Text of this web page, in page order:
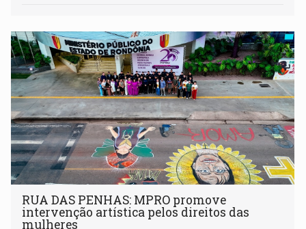
RUA DAS PENHAS: MPRO promove
intervenção artística pelos direitos das
mulheres